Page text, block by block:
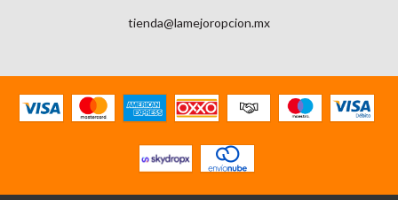
tienda@lamejoropcion.mx